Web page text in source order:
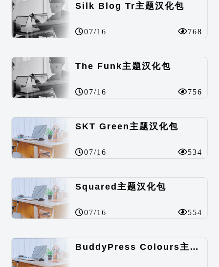
Silk Blog Tr主题汉化包
07/16 768
The Funk主题汉化包
07/16 756
SKT Green主题汉化包
07/16 534
Squared主题汉化包
07/16 554
BuddyPress Colours主题汉化包